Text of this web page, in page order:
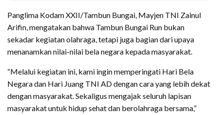
Panglima Kodam XXII/Tambun Bungai, Mayjen TNI Zainul
Arifin, mengatakan bahwa Tambun Bungai Run bukan
sekadar kegiatan olahraga, tetapi juga bagian dari upaya
menanamkan nilai-nilai bela negara kepada masyarakat.
“Melalui kegiatan ini, kami ingin memperingati Hari Bela
Negara dan Hari Juang TNI AD dengan cara yang lebih dekat
dengan masyarakat. Sekaligus mengajak seluruh lapisan
masyarakat untuk hidup sehat dan berolahraga bersama,”